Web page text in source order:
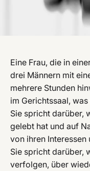
Eine Frau, die in
drei Männern mit
mehrere Stunden
im Gerichtssaal,
Sie spricht darüber,
gelebt hat und auf
von ihren Interessen
Sie spricht darüber,
verfolgen, über